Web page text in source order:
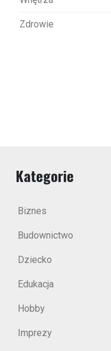
Zdrowie
Kategorie
Biznes
Budownictwo
Dziecko
Edukacja
Hobby
Imprezy